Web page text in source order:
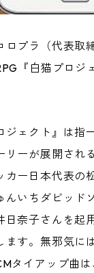
ロプラ（代表取
『白猫プロジ
ジェクト』は
リーが展開され
カー日本代表の
んいちダビッド
日奈子さんを起
ます。無邪気に
タイアップ曲